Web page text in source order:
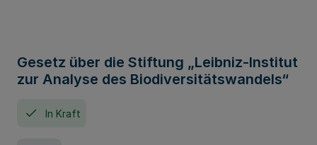
Gesetz über die Stiftung „Leibniz-Institut
zur Analyse des Biodiversitätswandels“
In Kraft